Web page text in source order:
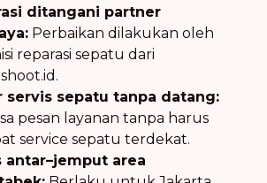
ditangani partner
Perbaikan dilakukan oleh
reparasi sepatu dari
servis sepatu tanpa datang:
pesan layanan tanpa harus
service sepatu terdekat.
antar–jemput area